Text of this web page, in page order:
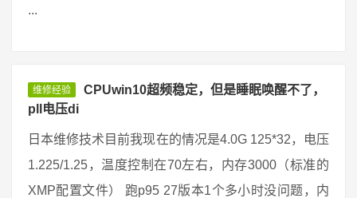
...
维修经验
CPUwin10超频稳定，但是睡眠唤醒不了，
pll电压di
日本维修技术目前我现在的情况是4.0G 125*32，电压
1.225/1.25，温度控制在70左右，内存3000（标准的
XMP配置文件） 跑p95 27版本1个多小时没问题，内